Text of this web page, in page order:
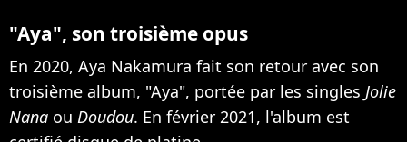
"Aya", son troisième opus
En 2020, Aya Nakamura fait son retour avec son
troisième album, "Aya", portée par les singles Jolie
Nana ou Doudou. En février 2021, l'album est